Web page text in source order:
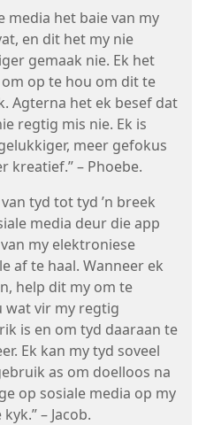
media het baie van my
en dit het my nie
gemaak nie. Ek het
op te hou om dit te
Agterna het ek besef dat
regtig mis nie. Ek is
meer gefokus
kreatief.” – Phoebe.
van tyd tot tyd ’n breek
media deur die app
my elektroniese
af te haal. Wanneer ek
help dit my om te
wat vir my regtig
is en om tyd daaraan te
Ek kan my tyd soveel
as om doelloos na
op sosiale media op my
– Jacob.